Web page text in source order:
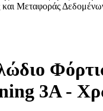
και Μεταφοράς
3A -